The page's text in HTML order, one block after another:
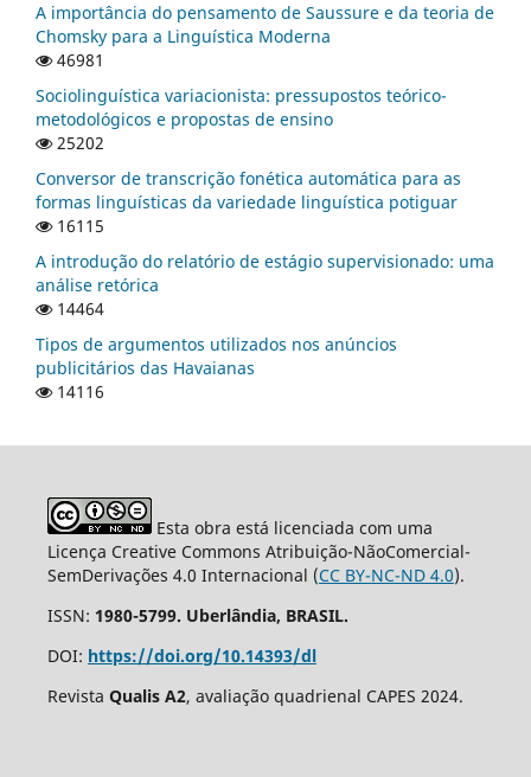
A importância do pensamento de Saussure e da teoria de
Chomsky para a Linguística Moderna
46981
Sociolinguística variacionista: pressupostos teórico-
metodológicos e propostas de ensino
25202
Conversor de transcrição fonética automática para as
formas linguísticas da variedade linguística potiguar
16115
A introdução do relatório de estágio supervisionado: uma
análise retórica
14464
Tipos de argumentos utilizados nos anúncios
publicitários das Havaianas
14116
Esta obra está licenciada com uma
Licença Creative Commons Atribuição-NãoComercial-
SemDerivações 4.0 Internacional (CC BY-NC-ND 4.0).
ISSN: 1980-5799. Uberlândia, BRASIL.
DOI: https://doi.org/10.14393/dl
Revista Qualis A2, avaliação quadrienal CAPES 2024.